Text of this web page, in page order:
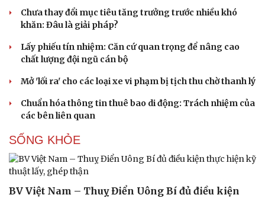
Sân khấu - Điện ảnh
Âm nhạc
Di sản
Giải trí
Sao Việt
Chưa thay đổi mục tiêu tăng trưởng trước nhiều khó
khăn: Đâu là giải pháp?
Lấy phiếu tín nhiệm: Căn cứ quan trọng để nâng cao
chất lượng đội ngũ cán bộ
Mở 'lối ra' cho các loại xe vi phạm bị tịch thu chờ thanh lý
Chuẩn hóa thông tin thuê bao di động: Trách nhiệm của
các bên liên quan
SỐNG KHỎE
BV Việt Nam – Thuỵ Điển Uông Bí đủ điều kiện